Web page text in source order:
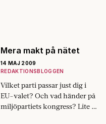
Mera makt på nätet
14 MAJ 2009
REDAKTIONSBLOGGEN
Vilket parti passar just dig i
EU-valet? Och vad händer på
miljöpartiets kongress? Lite i